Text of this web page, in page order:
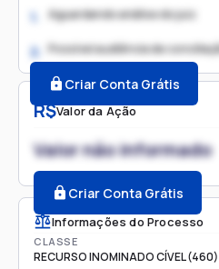
R$Valor da Ação
Valor não informado
Criar Conta Grátis
Informações do Processo
CLASSE
RECURSO INOMINADO CÍVEL (460)
1. Aguardando análise do juiz
2. Possível audiência de
Criar Conta Grátis